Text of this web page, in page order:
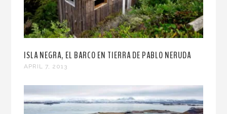
ISLA NEGRA, EL BARCO EN TIERRA DE PABLO NERUDA
APRIL 7, 2013